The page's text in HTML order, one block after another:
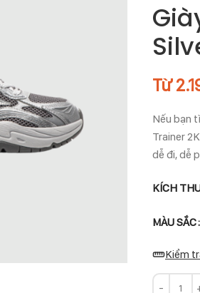
Từ
Nếu bạn
Trainer
dễ đi, dễ
KÍCH
MÀU SẮC
Kiểm